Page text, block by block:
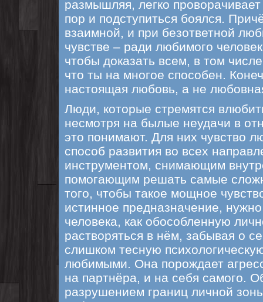
размышляя, легко
пор и подступиться боялся.
взаимной, и при безответной
чувстве – ради любимого
чтобы доказать всем, в том
что ты на многое способен.
настоящая любовь, а не
Люди, которые стремятся
несмотря на былые неудачи в
это понимают. Для них чувство
способ развития во всех
инструментом, снимающим
помогающим решать самые
того, чтобы такое мощное
истинное предназначение,
человека, как обособленную
растворяться в нём, забывая о
слишком тесную
любимыми. Она порождает
на партнёра, и на себя самого.
разрушением границ личной